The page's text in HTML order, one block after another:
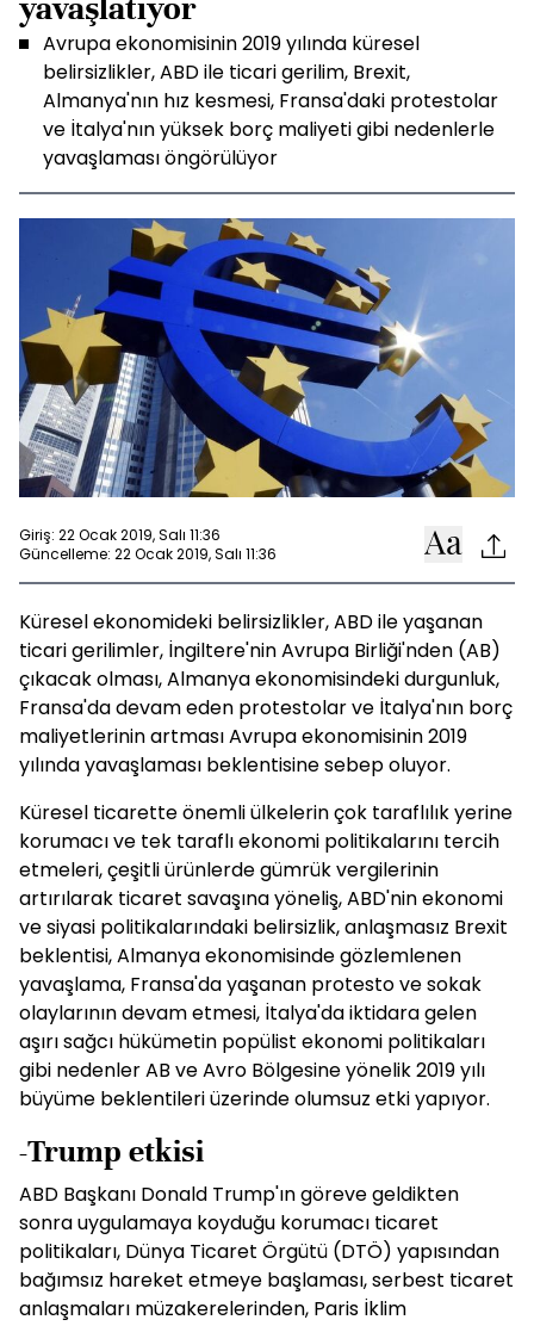
yavaşlatıyor
Avrupa ekonomisinin 2019 yılında küresel
belirsizlikler, ABD ile ticari gerilim, Brexit,
Almanya'nın hız kesmesi, Fransa'daki protestolar
ve İtalya'nın yüksek borç maliyeti gibi nedenlerle
yavaşlaması öngörülüyor
Giriş: 22 Ocak 2019, Salı 11:36
Güncelleme: 22 Ocak 2019, Salı 11:36
Küresel ekonomideki belirsizlikler, ABD ile yaşanan
ticari gerilimler, İngiltere'nin Avrupa Birliği'nden (AB)
çıkacak olması, Almanya ekonomisindeki durgunluk,
Fransa'da devam eden protestolar ve İtalya'nın borç
maliyetlerinin artması Avrupa ekonomisinin 2019
yılında yavaşlaması beklentisine sebep oluyor.
Küresel ticarette önemli ülkelerin çok taraflılık yerine
korumacı ve tek taraflı ekonomi politikalarını tercih
etmeleri, çeşitli ürünlerde gümrük vergilerinin
artırılarak ticaret savaşına yöneliş, ABD'nin ekonomi
ve siyasi politikalarındaki belirsizlik, anlaşmasız Brexit
beklentisi, Almanya ekonomisinde gözlemlenen
yavaşlama, Fransa'da yaşanan protesto ve sokak
olaylarının devam etmesi, İtalya'da iktidara gelen
aşırı sağcı hükümetin popülist ekonomi politikaları
gibi nedenler AB ve Avro Bölgesine yönelik 2019 yılı
büyüme beklentileri üzerinde olumsuz etki yapıyor.
-Trump etkisi
ABD Başkanı Donald Trump'ın göreve geldikten
sonra uygulamaya koyduğu korumacı ticaret
politikaları, Dünya Ticaret Örgütü (DTÖ) yapısından
bağımsız hareket etmeye başlaması, serbest ticaret
anlaşmaları müzakerelerinden, Paris İklim